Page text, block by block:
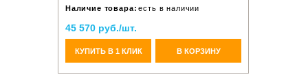
Наличие товара: есть в наличии
45 570 руб./шт.
КУПИТЬ В 1 КЛИК В КОРЗИНУ